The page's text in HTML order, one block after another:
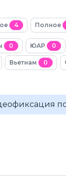
4 Полное
0 ЮАР 0
Вьетнам 0